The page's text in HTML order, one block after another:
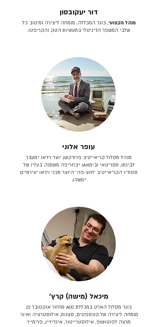
דור יעקובסון
מנהל מקצועי, בוגר המכללה, מומחה ליצירה ומיטוב כל
שלבי המשפך הדיגיטלי בתעשיות הטק והקריפטו.
עופר אלוני
מנהל מסלול קריאייטיב פרודקשן. יוצר וידאו *מעבר
לבינתו, תסריטאי וב​ימאiA‎ *בחריפה משתנה. בעליו של
סטודיו הקריאייטיב ״חוצ-פה״ היוצר תכני וידאו יצירתיים
*משהו.
מיכאל (מישה) קרץ׳
בוגר מסלול הארט במכללת ACC מחזור אוקטובר 12.
מומחה ליצירה של קונספטים, סצנות, אילוסטרציה ואיור.
מרצה לפוטושופ, אילוסטרייטור, אינדיזיין, פרימייר